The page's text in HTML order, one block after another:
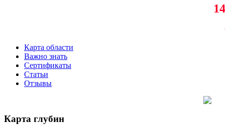
Карта области
Важно знать
Сертификаты
Статьи
Отзывы
Карта глубин